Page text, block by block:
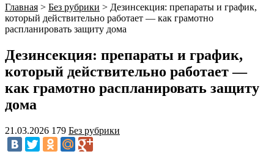
Главная > Без рубрики > Дезинсекция: препараты и график,
который действительно работает — как грамотно
распланировать защиту дома
Дезинсекция: препараты и график,
который действительно работает —
как грамотно распланировать защиту
дома
21.03.2026 179 Без рубрики